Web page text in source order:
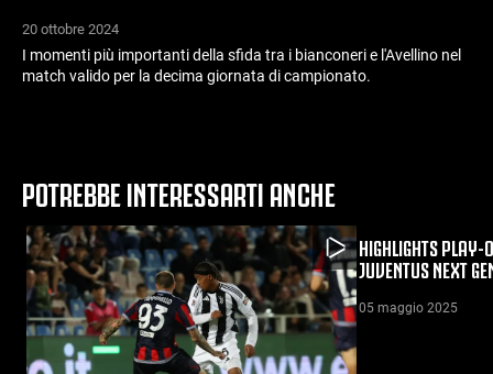
20 ottobre 2024
I momenti più importanti della sfida tra i bianconeri e l'Avellino nel
match valido per la decima giornata di campionato.
POTREBBE INTERESSARTI ANCHE
HIGHLIGHTS PLAY-
JUVENTUS NEXT
05 maggio 2025